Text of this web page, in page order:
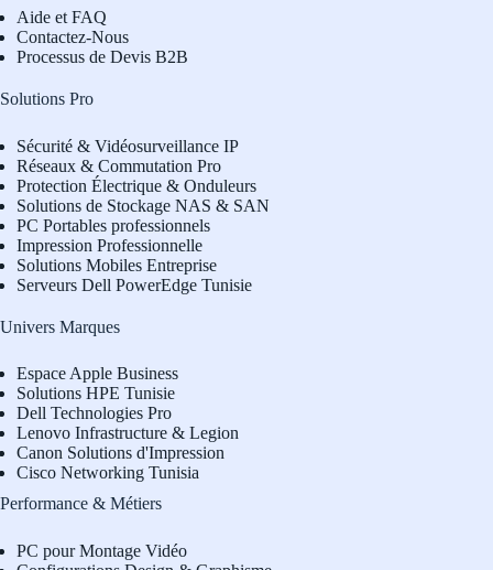
Aide et FAQ
Contactez-Nous
Processus de Devis B2B
Solutions Pro
Sécurité & Vidéosurveillance IP
Réseaux & Commutation Pro
Protection Électrique & Onduleurs
Solutions de Stockage NAS & SAN
PC Portables professionnels
Impression Professionnelle
Solutions Mobiles Entreprise
Serveurs Dell PowerEdge Tunisie
Univers Marques
Espace Apple Business
Solutions HPE Tunisie
Dell Technologies Pro
Lenovo Infrastructure & Legion
Canon Solutions d'Impression
Cisco Networking Tunisia
Performance & Métiers
PC pour Montage Vidéo